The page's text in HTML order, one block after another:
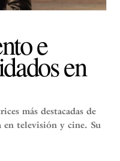
e
en
más destacadas de
televisión y cine. Su